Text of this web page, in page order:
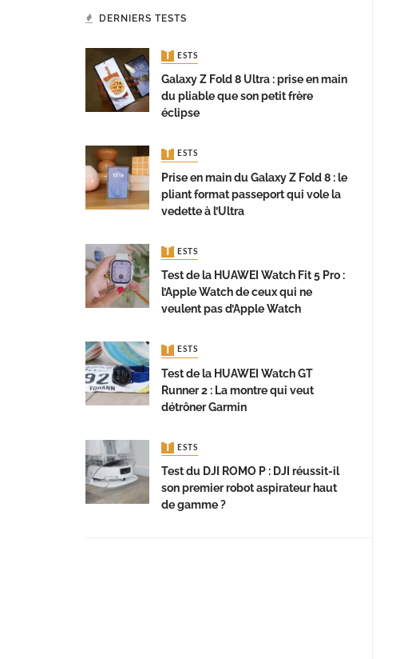
DERNIERS TESTS
TESTS
Galaxy Z Fold 8 Ultra : prise en main
du pliable que son petit frère
éclipse
TESTS
Prise en main du Galaxy Z Fold 8 : le
pliant format passeport qui vole la
vedette à l’Ultra
TESTS
Test de la HUAWEI Watch Fit 5 Pro :
l’Apple Watch de ceux qui ne
veulent pas d’Apple Watch
TESTS
Test de la HUAWEI Watch GT
Runner 2 : La montre qui veut
détrôner Garmin
TESTS
Test du DJI ROMO P : DJI réussit-il
son premier robot aspirateur haut
de gamme ?